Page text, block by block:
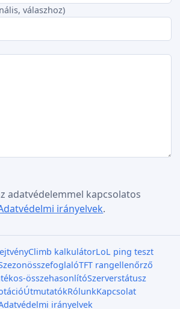
válaszhoz)
adatvédelemmel kapcsolatos
irányelvek.
Climb kalkulátorLoL ping teszt
TFT rangellenőrző
összehasonlítóSzerverstátusz
ÚtmutatókRólunkKapcsolat
irányelvek